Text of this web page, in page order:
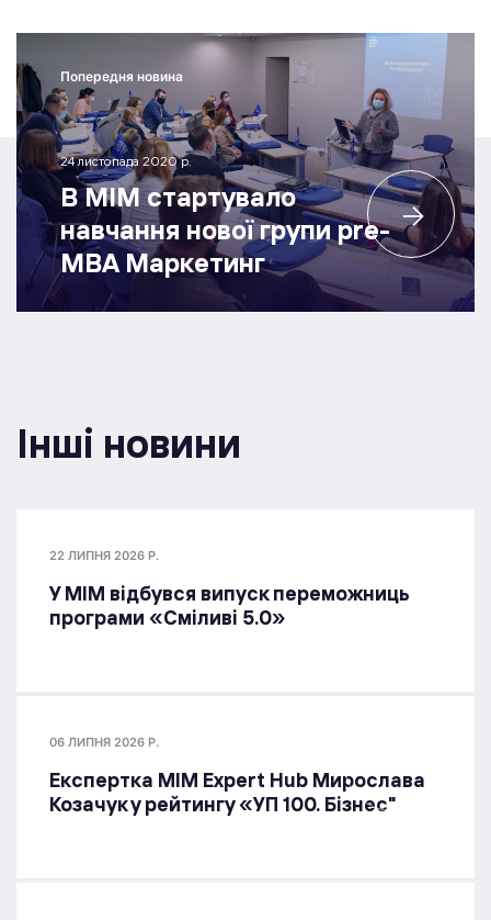
Попередня новина
24 листопада 2020 р.
В МІМ стартувало
навчання нової групи pre-
MBA Маркетинг
Інші новини
22 ЛИПНЯ 2026 Р.
У МІМ відбувся випуск переможниць
програми «Сміливі 5.0»
06 ЛИПНЯ 2026 Р.
Експертка MIM Expert Hub Мирослава
Козачук у рейтингу «УП 100. Бізнес"